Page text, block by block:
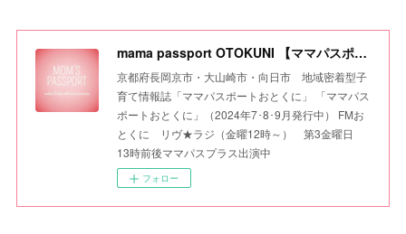
mama passport OTOKUNI 【ママパスポートおとくに】
京都府長岡京市・大山崎市・向日市 地域密着型子
育て情報誌「ママパスポートおとくに」 「ママパス
ポートおとくに」（2024年7･8･9月発行中） FMお
とくに リヴ★ラジ（金曜12時～） 第3金曜日
13時前後ママパスプラス出演中
フォロー